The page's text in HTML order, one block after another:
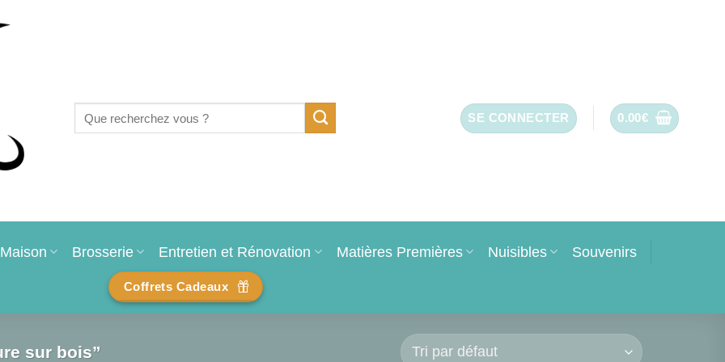
pour :
SE CONNECTER 0.00€
Maison Brosserie Entretien et Rénovation Matières Premières Nuisibles Souvenirs
Coffrets Cadeaux
sur bois”